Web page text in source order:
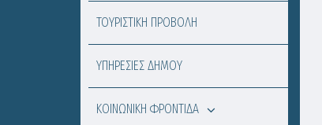
ΤΟΥΡΙΣΤΙΚΗ ΠΡΟΒΟΛΗ
ΥΠΗΡΕΣΙΕΣ ΔΗΜΟΥ
ΚΟΙΝΩΝΙΚΗ ΦΡΟΝΤΙΔΑ